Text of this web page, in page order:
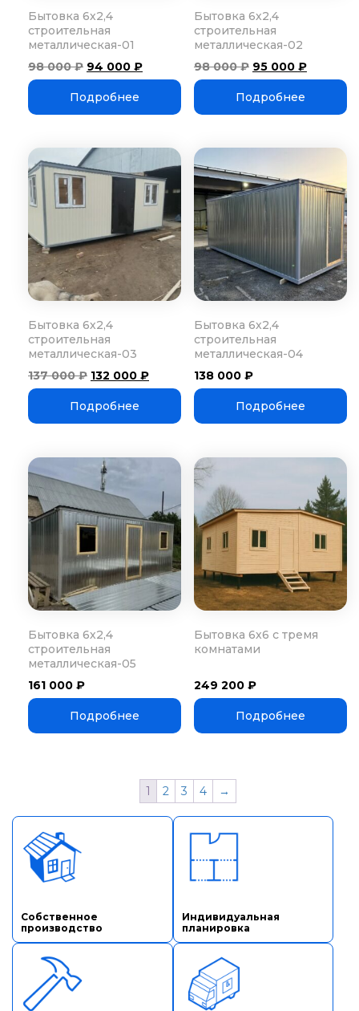
Бытовка 6х2,4
строительная
металлическая-01
98 000₽ Первоначальная
цена
составляла
94 000 ₽Текущая
цена:
000 ₽.
Подробнее
Бытовка 6х2,4
строительная
металлическая-02
98 000₽ Первоначальная
цена
составляла
95 000 ₽
цена:
000 ₽.
Подробнее
Бытовка 6х2,4
строительная
металлическая-03
137 000₽ Первоначальная
цена
составляла
132 000 ₽Текущая
цена:
000 ₽.
Подробнее
Бытовка 6х2,4
строительная
металлическая-04
138 000 ₽
Подробнее
Бытовка 6х2,4
строительная
металлическая-05
161 000 ₽
Подробнее
Бытовка 6х6 с тремя
комнатами
249 200 ₽
Подробнее
1 2 3 4 →
Собственное
производство
Индивидуальная
планировка